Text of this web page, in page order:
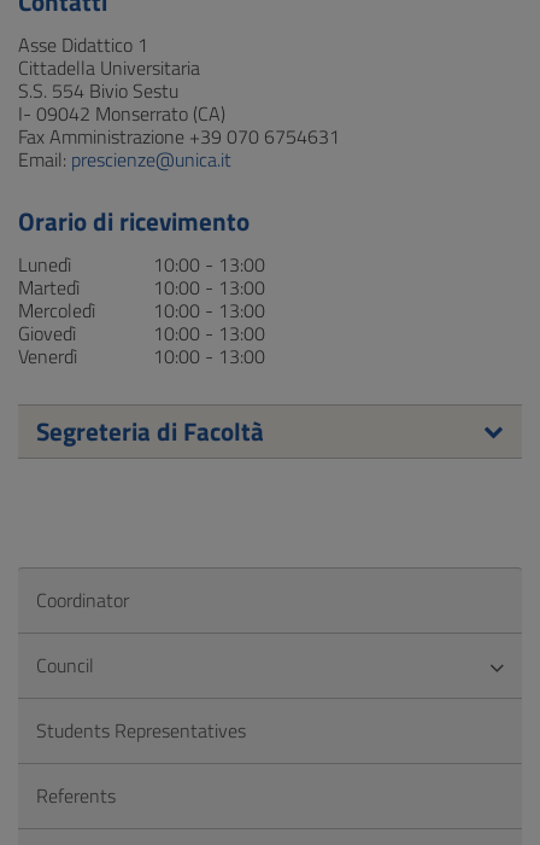
Asse Didattico 1
Cittadella Universitaria
S.S. 554 Bivio Sestu
I- 09042 Monserrato (CA)
Fax Amministrazione +39 070 6754631
Email: prescienze@unica.it
Orario di ricevimento
Lunedì 10:00 - 13:00
Martedì 10:00 - 13:00
Mercoledì 10:00 - 13:00
Giovedì 10:00 - 13:00
Venerdì 10:00 - 13:00
Segreteria di Facoltà
Coordinator
Council
Students Representatives
Referents